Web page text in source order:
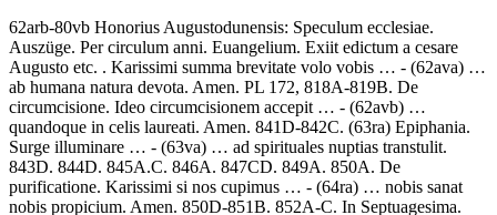
62arb-80vb Honorius Augustodunensis: Speculum ecclesiae.
Auszüge. Per circulum anni. Euangelium. Exiit edictum a cesare
Augusto etc. . Karissimi summa brevitate volo vobis … - (62ava) …
ab humana natura devota. Amen. PL 172, 818A-819B. De
circumcisione. Ideo circumcisionem accepit … - (62avb) …
quandoque in celis laureati. Amen. 841D-842C. (63ra) Epiphania.
Surge illuminare … - (63va) … ad spirituales nuptias transtulit.
843D. 844D. 845A.C. 846A. 847CD. 849A. 850A. De
purificatione. Karissimi si nos cupimus … - (64ra) … nobis sanat
nobis propicium. Amen. 850D-851B. 852A-C. In Septuagesima.